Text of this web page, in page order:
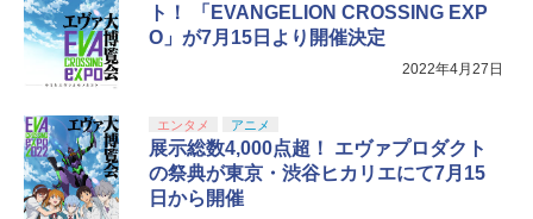
ト！ 「EVANGELION CROSSING EXP
O」が7月15日より開催決定
2022年4月27日
エンタメ アニメ
展示総数4,000点超！ エヴァプロダクト
の祭典が東京・渋谷ヒカリエにて7月15
日から開催